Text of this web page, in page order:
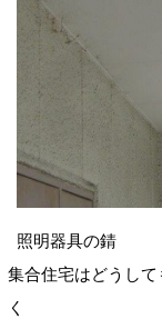
照明器具の錆
集合住宅はどうし
く